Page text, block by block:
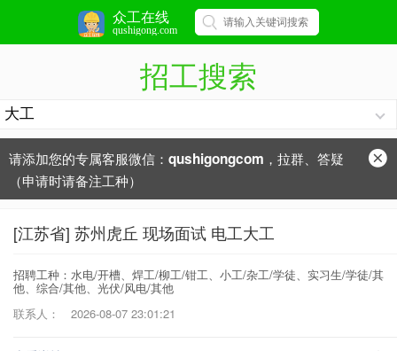
众工在线
qushigong.com
招工搜索
请添加您的专属客服微信： qushigongcom ，拉群、答疑
（申请时请备注工种）
[江苏省] 苏州虎丘 现场面试 电工大工
招聘工种：水电/开槽、焊工/柳工/钳工、小工/杂工/学徒、实习生/学徒/其
他、综合/其他、光伏/风电/其他
联系人：
2026-08-07 23:01:21